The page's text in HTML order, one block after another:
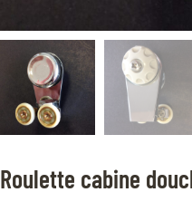
Roulette cabine